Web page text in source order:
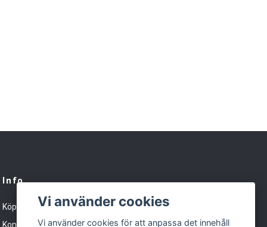
Info
Köpvillkor
Kontakt
Vi använder cookies
Vi använder cookies för att anpassa det innehåll